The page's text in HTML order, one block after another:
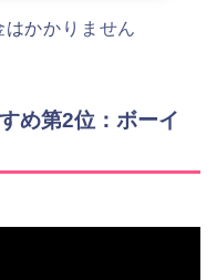
かかりません
め第2位：ボーイ